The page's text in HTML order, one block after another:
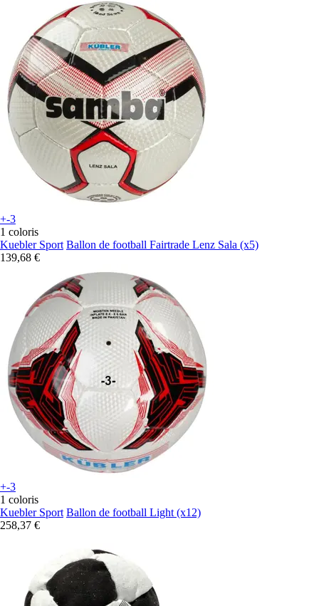
+-3
1 coloris
Kuebler Sport Ballon de football Fairtrade Lenz Sala (x5)
139,68 €
+-3
1 coloris
Kuebler Sport Ballon de football Light (x12)
258,37 €